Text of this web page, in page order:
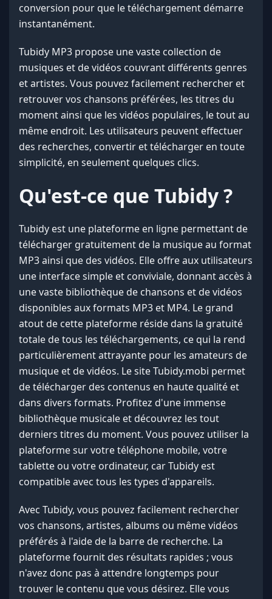
conversion pour que le téléchargement démarre
instantanément.
Tubidy MP3 propose une vaste collection de
musiques et de vidéos couvrant différents genres
et artistes. Vous pouvez facilement rechercher et
retrouver vos chansons préférées, les titres du
moment ainsi que les vidéos populaires, le tout au
même endroit. Les utilisateurs peuvent effectuer
des recherches, convertir et télécharger en toute
simplicité, en seulement quelques clics.
Qu'est-ce que Tubidy ?
Tubidy est une plateforme en ligne permettant de
télécharger gratuitement de la musique au format
MP3 ainsi que des vidéos. Elle offre aux utilisateurs
une interface simple et conviviale, donnant accès à
une vaste bibliothèque de chansons et de vidéos
disponibles aux formats MP3 et MP4. Le grand
atout de cette plateforme réside dans la gratuité
totale de tous les téléchargements, ce qui la rend
particulièrement attrayante pour les amateurs de
musique et de vidéos. Le site Tubidy.mobi permet
de télécharger des contenus en haute qualité et
dans divers formats. Profitez d'une immense
bibliothèque musicale et découvrez les tout
derniers titres du moment. Vous pouvez utiliser la
plateforme sur votre téléphone mobile, votre
tablette ou votre ordinateur, car Tubidy est
compatible avec tous les types d'appareils.
Avec Tubidy, vous pouvez facilement rechercher
vos chansons, artistes, albums ou même vidéos
préférés à l'aide de la barre de recherche. La
plateforme fournit des résultats rapides ; vous
n'avez donc pas à attendre longtemps pour
trouver le contenu que vous désirez. Elle vous